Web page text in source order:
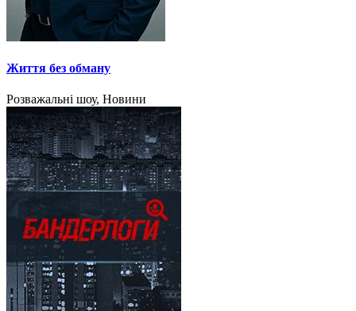
Життя без обману
Розважальні шоу, Новини